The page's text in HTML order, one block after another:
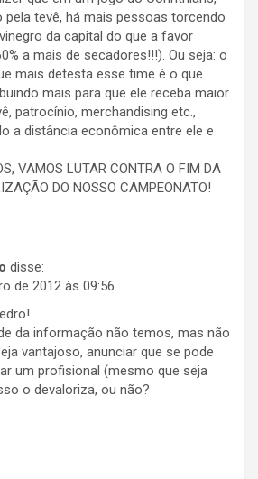
pela tevê, há mais pessoas torcendo
da capital do que a favor
a mais de secadores!!!). Ou seja: o
mais detesta esse time é o que
mais para que ele receba maior
patrocínio, merchandising etc.,
a distância econômica entre ele e
VAMOS LUTAR CONTRA O FIM DA
DO NOSSO CAMPEONATO!
disse:
de 2012 às 09:56
da informação não temos, mas não
vantajoso, anunciar que se pode
um profisional (mesmo que seja
o devaloriza, ou não?